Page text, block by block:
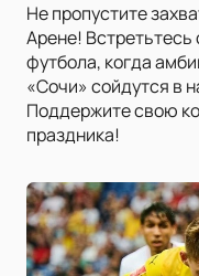
Не пропустите
Арене!
футбола, когда
«Сочи» сойдутся в
Поддержите свою
праздника!